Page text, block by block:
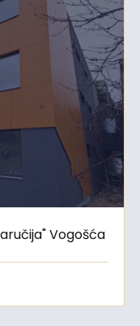
Vogošća